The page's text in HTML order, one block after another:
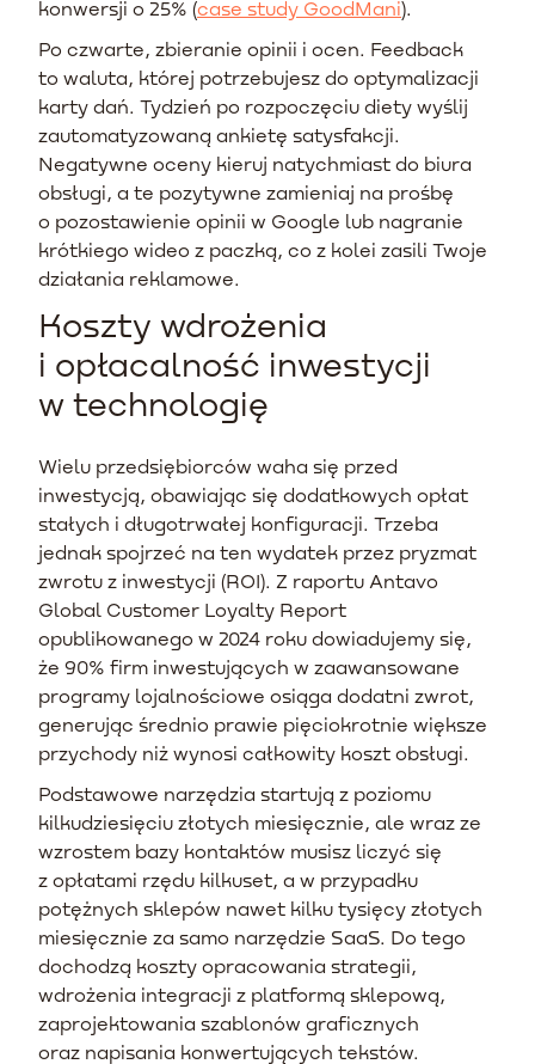
konwersji o 25% (case study GoodMani).
Po czwarte, zbieranie opinii i ocen. Feedback
to waluta, której potrzebujesz do optymalizacji
karty dań. Tydzień po rozpoczęciu diety wyślij
zautomatyzowaną ankietę satysfakcji.
Negatywne oceny kieruj natychmiast do biura
obsługi, a te pozytywne zamieniaj na prośbę
o pozostawienie opinii w Google lub nagranie
krótkiego wideo z paczką, co z kolei zasili Twoje
działania reklamowe.
Koszty wdrożenia
i opłacalność inwestycji
w technologię
Wielu przedsiębiorców waha się przed
inwestycją, obawiając się dodatkowych opłat
stałych i długotrwałej konfiguracji. Trzeba
jednak spojrzeć na ten wydatek przez pryzmat
zwrotu z inwestycji (ROI). Z raportu Antavo
Global Customer Loyalty Report
opublikowanego w 2024 roku dowiadujemy się,
że 90% firm inwestujących w zaawansowane
programy lojalnościowe osiąga dodatni zwrot,
generując średnio prawie pięciokrotnie większe
przychody niż wynosi całkowity koszt obsługi.
Podstawowe narzędzia startują z poziomu
kilkudziesięciu złotych miesięcznie, ale wraz ze
wzrostem bazy kontaktów musisz liczyć się
z opłatami rzędu kilkuset, a w przypadku
potężnych sklepów nawet kilku tysięcy złotych
miesięcznie za samo narzędzie SaaS. Do tego
dochodzą koszty opracowania strategii,
wdrożenia integracji z platformą sklepową,
zaprojektowania szablonów graficznych
oraz napisania konwertujących tekstów.